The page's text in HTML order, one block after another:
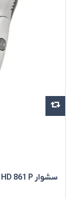
سشوار HD 861 P پارس خزر